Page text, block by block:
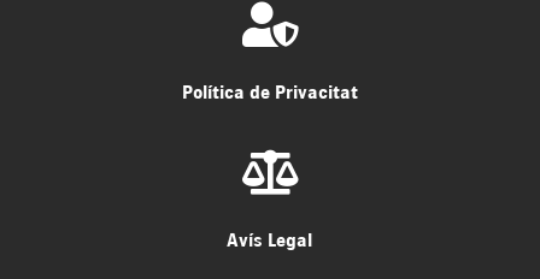

Política de Privacitat

Avís Legal